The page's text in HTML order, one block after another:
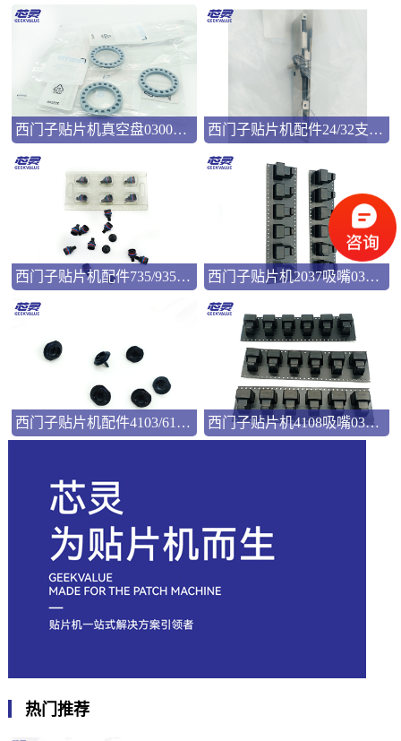
西门子贴片机真空盘03008286 西门子贴片机配件24/32支撑弹片00322181
西门子贴片机配件735/935吸嘴00346524 西门子贴片机2037吸嘴03057033
西门子贴片机配件4103/6103吸嘴03101981 西门子贴片机4108吸嘴03103544
热门推荐